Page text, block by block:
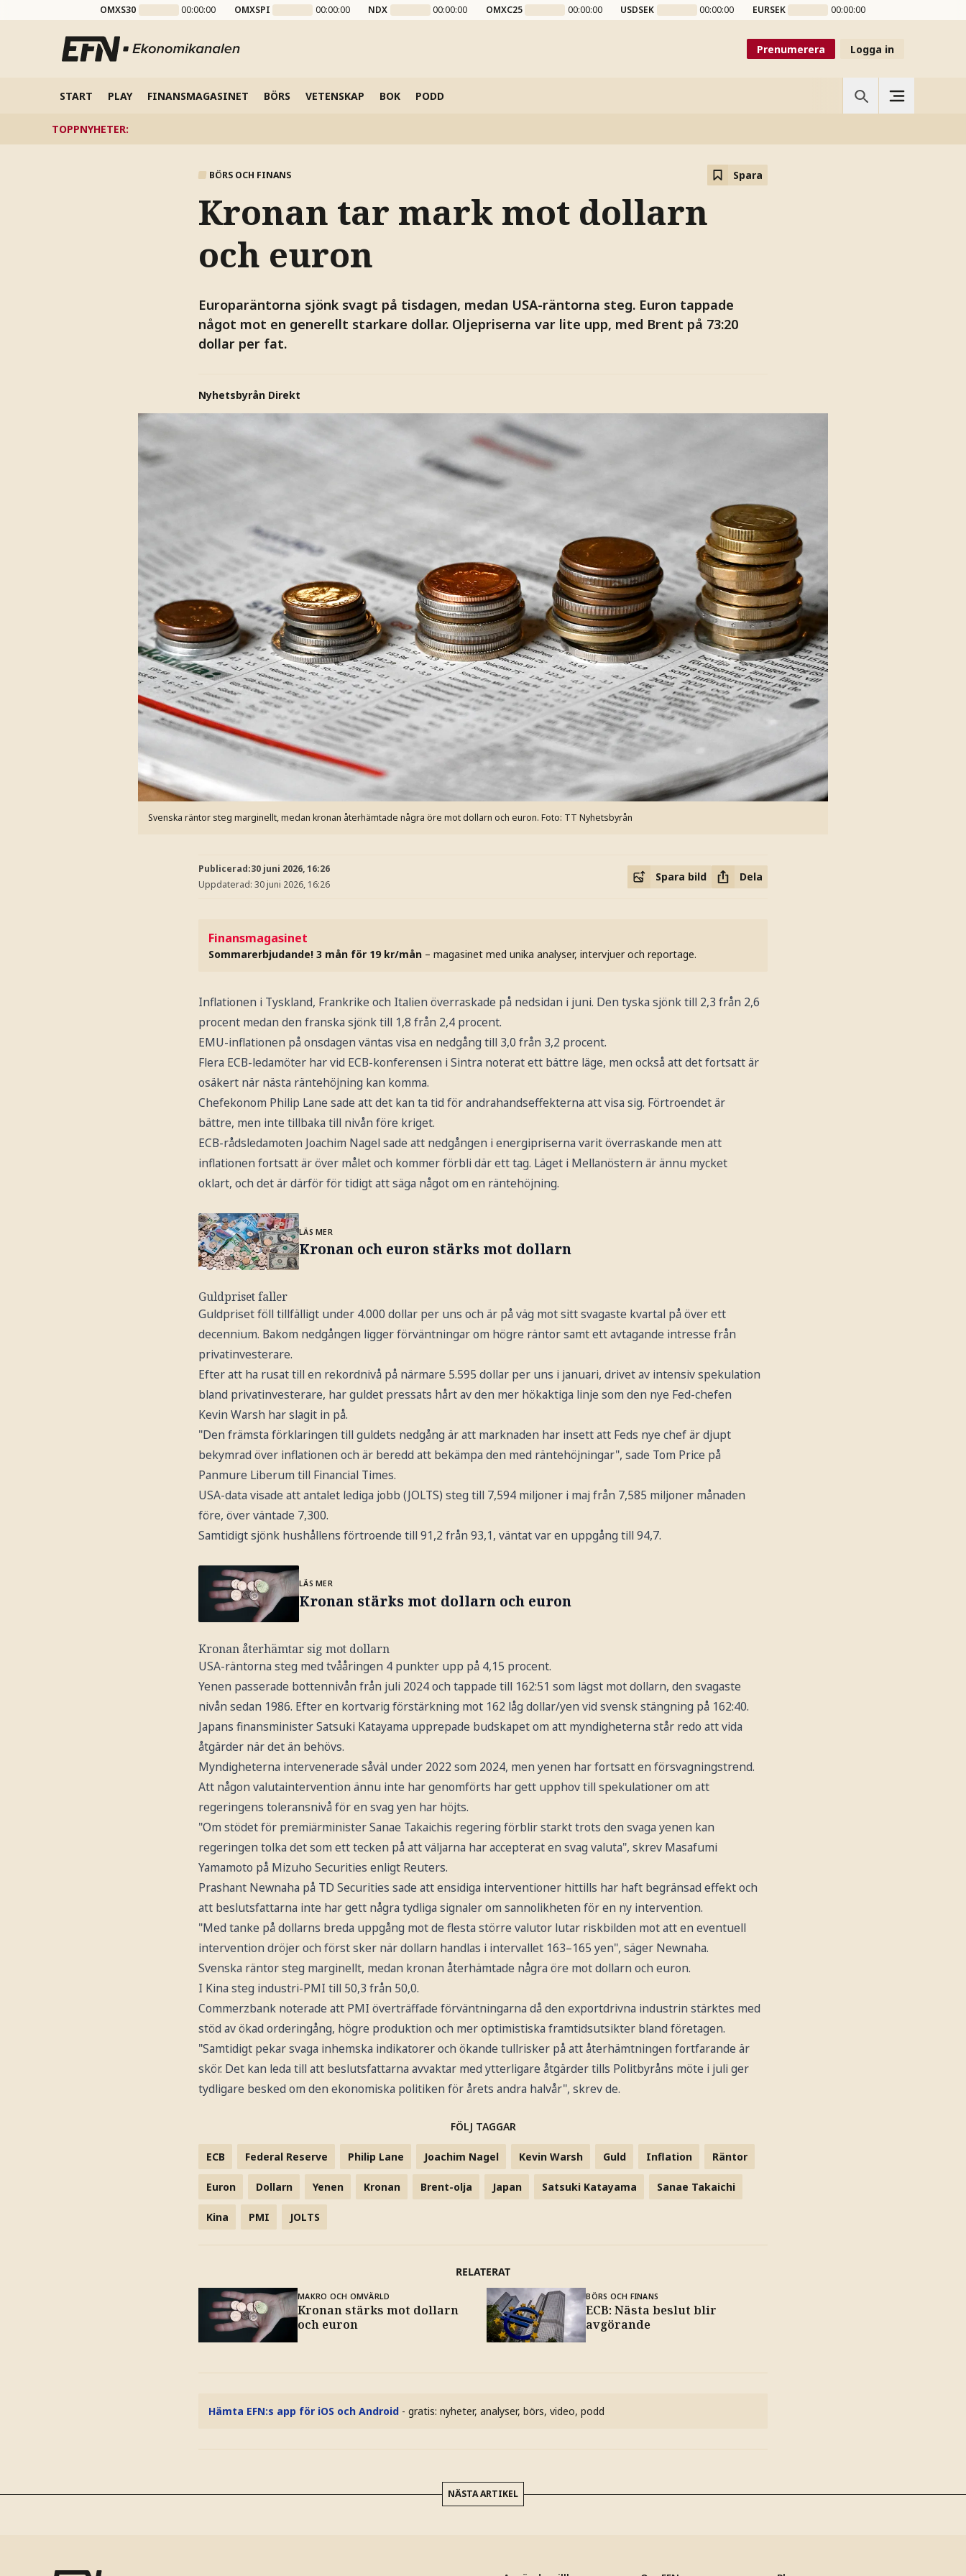
OMXS30 00:00:00 OMXSPI 00:00:00 NDX 00:00:00 OMXC25 00:00:00 USDSEK 00:00:00 EURSEK 00:00:00
Prenumerera Logga in
START PLAY FINANSMAGASINET BÖRS VETENSKAP BOK PODD
TOPPNYHETER:
BÖRS OCH FINANS Spara
Kronan tar mark mot dollarn
och euron
Europaräntorna sjönk svagt på tisdagen, medan USA-räntorna steg. Euron tappade
något mot en generellt starkare dollar. Oljepriserna var lite upp, med Brent på 73:20
dollar per fat.
Nyhetsbyrån Direkt
Svenska räntor steg marginellt, medan kronan återhämtade några öre mot dollarn och euron. Foto: TT Nyhetsbyrån
Publicerad:30 juni 2026, 16:26
Uppdaterad: 30 juni 2026, 16:26
Spara bild Dela
Finansmagasinet
Sommarerbjudande! 3 mån för 19 kr/mån – magasinet med unika analyser, intervjuer och reportage.
Inflationen i Tyskland, Frankrike och Italien överraskade på nedsidan i juni. Den tyska sjönk till 2,3 från 2,6
procent medan den franska sjönk till 1,8 från 2,4 procent.
EMU-inflationen på onsdagen väntas visa en nedgång till 3,0 från 3,2 procent.
Flera ECB-ledamöter har vid ECB-konferensen i Sintra noterat ett bättre läge, men också att det fortsatt är
osäkert när nästa räntehöjning kan komma.
Chefekonom Philip Lane sade att det kan ta tid för andrahandseffekterna att visa sig. Förtroendet är
bättre, men inte tillbaka till nivån före kriget.
ECB-rådsledamoten Joachim Nagel sade att nedgången i energipriserna varit överraskande men att
inflationen fortsatt är över målet och kommer förbli där ett tag. Läget i Mellanöstern är ännu mycket
oklart, och det är därför för tidigt att säga något om en räntehöjning.
LÄS MER
Kronan och euron stärks mot dollarn
Guldpriset faller
Guldpriset föll tillfälligt under 4.000 dollar per uns och är på väg mot sitt svagaste kvartal på över ett
decennium. Bakom nedgången ligger förväntningar om högre räntor samt ett avtagande intresse från
privatinvesterare.
Efter att ha rusat till en rekordnivå på närmare 5.595 dollar per uns i januari, drivet av intensiv spekulation
bland privatinvesterare, har guldet pressats hårt av den mer hökaktiga linje som den nye Fed-chefen
Kevin Warsh har slagit in på.
"Den främsta förklaringen till guldets nedgång är att marknaden har insett att Feds nye chef är djupt
bekymrad över inflationen och är beredd att bekämpa den med räntehöjningar", sade Tom Price på
Panmure Liberum till Financial Times.
USA-data visade att antalet lediga jobb (JOLTS) steg till 7,594 miljoner i maj från 7,585 miljoner månaden
före, över väntade 7,300.
Samtidigt sjönk hushållens förtroende till 91,2 från 93,1, väntat var en uppgång till 94,7.
LÄS MER
Kronan stärks mot dollarn och euron
Kronan återhämtar sig mot dollarn
USA-räntorna steg med tvååringen 4 punkter upp på 4,15 procent.
Yenen passerade bottennivån från juli 2024 och tappade till 162:51 som lägst mot dollarn, den svagaste
nivån sedan 1986. Efter en kortvarig förstärkning mot 162 låg dollar/yen vid svensk stängning på 162:40.
Japans finansminister Satsuki Katayama upprepade budskapet om att myndigheterna står redo att vida
åtgärder när det än behövs.
Myndigheterna intervenerade såväl under 2022 som 2024, men yenen har fortsatt en försvagningstrend.
Att någon valutaintervention ännu inte har genomförts har gett upphov till spekulationer om att
regeringens toleransnivå för en svag yen har höjts.
"Om stödet för premiärminister Sanae Takaichis regering förblir starkt trots den svaga yenen kan
regeringen tolka det som ett tecken på att väljarna har accepterat en svag valuta", skrev Masafumi
Yamamoto på Mizuho Securities enligt Reuters.
Prashant Newnaha på TD Securities sade att ensidiga interventioner hittills har haft begränsad effekt och
att beslutsfattarna inte har gett några tydliga signaler om sannolikheten för en ny intervention.
"Med tanke på dollarns breda uppgång mot de flesta större valutor lutar riskbilden mot att en eventuell
intervention dröjer och först sker när dollarn handlas i intervallet 163–165 yen", säger Newnaha.
Svenska räntor steg marginellt, medan kronan återhämtade några öre mot dollarn och euron.
I Kina steg industri-PMI till 50,3 från 50,0.
Commerzbank noterade att PMI överträffade förväntningarna då den exportdrivna industrin stärktes med
stöd av ökad orderingång, högre produktion och mer optimistiska framtidsutsikter bland företagen.
"Samtidigt pekar svaga inhemska indikatorer och ökande tullrisker på att återhämtningen fortfarande är
skör. Det kan leda till att beslutsfattarna avvaktar med ytterligare åtgärder tills Politbyråns möte i juli ger
tydligare besked om den ekonomiska politiken för årets andra halvår", skrev de.
FÖLJ TAGGAR
ECB Federal Reserve Philip Lane Joachim Nagel Kevin Warsh Guld Inflation Räntor
Euron Dollarn Yenen Kronan Brent-olja Japan Satsuki Katayama Sanae Takaichi
Kina PMI JOLTS
RELATERAT
MAKRO OCH OMVÄRLD
Kronan stärks mot dollarn
och euron
BÖRS OCH FINANS
ECB: Nästa beslut blir
avgörande
Hämta EFN:s app för iOS och Android - gratis: nyheter, analyser, börs, video, podd
NÄSTA ARTIKEL